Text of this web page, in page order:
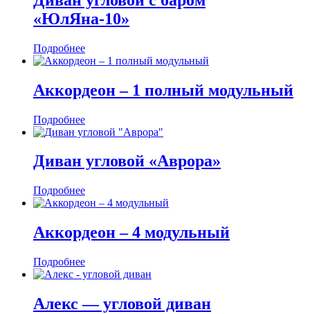
«ЮлЯна-10»
Подробнее
Аккордеон ‒ 1 полный модульный
Подробнее
Диван угловой «Аврора»
Подробнее
Аккордеон ‒ 4 модульный
Подробнее
Алекс — угловой диван